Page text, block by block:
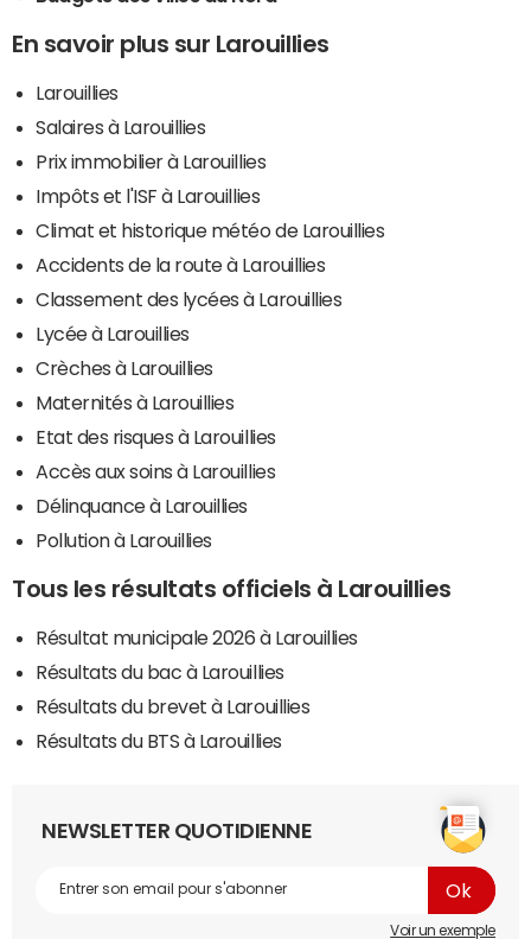
En savoir plus sur Larouillies
Larouillies
Salaires à Larouillies
Prix immobilier à Larouillies
Impôts et l'ISF à Larouillies
Climat et historique météo de Larouillies
Accidents de la route à Larouillies
Classement des lycées à Larouillies
Lycée à Larouillies
Crèches à Larouillies
Maternités à Larouillies
Etat des risques à Larouillies
Accès aux soins à Larouillies
Délinquance à Larouillies
Pollution à Larouillies
Tous les résultats officiels à Larouillies
Résultat municipale 2026 à Larouillies
Résultats du bac à Larouillies
Résultats du brevet à Larouillies
Résultats du BTS à Larouillies
NEWSLETTER QUOTIDIENNE
Voir un exemple